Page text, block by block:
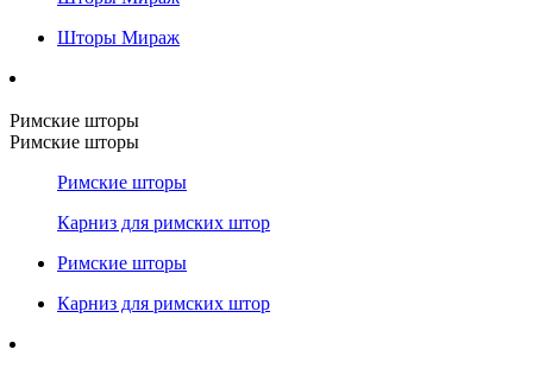
Шторы Мираж
Римские шторы
Римские шторы
Римские шторы
Карниз для римских штор
Римские шторы
Карниз для римских штор